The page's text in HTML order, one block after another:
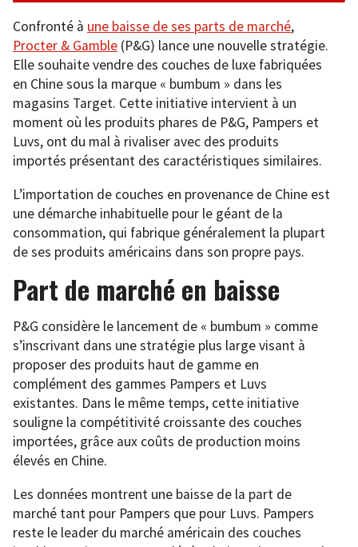
Confronté à une baisse de ses parts de marché,
Procter & Gamble (P&G) lance une nouvelle stratégie.
Elle souhaite vendre des couches de luxe fabriquées
en Chine sous la marque « bumbum » dans les
magasins Target. Cette initiative intervient à un
moment où les produits phares de P&G, Pampers et
Luvs, ont du mal à rivaliser avec des produits
importés présentant des caractéristiques similaires.
L’importation de couches en provenance de Chine est
une démarche inhabituelle pour le géant de la
consommation, qui fabrique généralement la plupart
de ses produits américains dans son propre pays.
Part de marché en baisse
P&G considère le lancement de « bumbum » comme
s’inscrivant dans une stratégie plus large visant à
proposer des produits haut de gamme en
complément des gammes Pampers et Luvs
existantes. Dans le même temps, cette initiative
souligne la compétitivité croissante des couches
importées, grâce aux coûts de production moins
élevés en Chine.
Les données montrent une baisse de la part de
marché tant pour Pampers que pour Luvs. Pampers
reste le leader du marché américain des couches